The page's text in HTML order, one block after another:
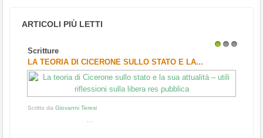
ARTICOLI PIÙ LETTI
Scritture
LA TEORIA DI CICERONE SULLO STATO E LA...
Scritto da Giovanni Teresi
...